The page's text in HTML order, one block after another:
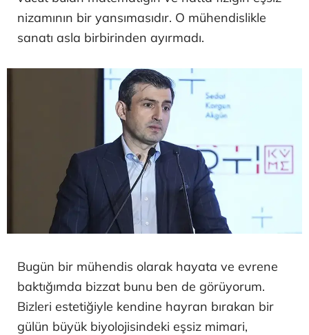
nizamının bir yansımasıdır. O mühendislikle
sanatı asla birbirinden ayırmadı.
Bugün bir mühendis olarak hayata ve evrene
baktığımda bizzat bunu ben de görüyorum.
Bizleri estetiğiyle kendine hayran bırakan bir
gülün büyük biyolojisindeki eşsiz mimari,